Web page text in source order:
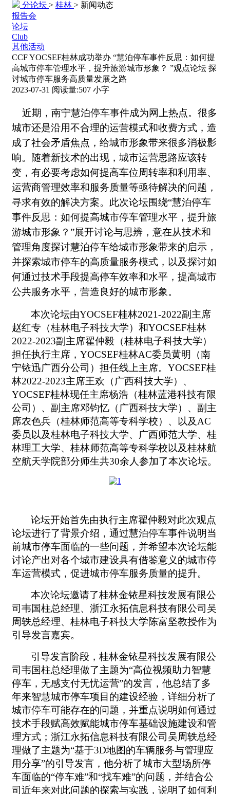
分论坛 > 桂林 > 新闻动态
报告会
论坛
Club
其他活动
CCF YOCSEF桂林成功举办 “慧泊停车事件反思：如何提
高城市停车管理水平，提升旅游城市形象？ ”观点论坛 探
讨城市停车服务高质量发展之路
2023-07-31 阅读量:507 小字
近期，南宁慧泊停车事件成为网上热点。很多
城市还是沿用不合理的运营模式和收费方式，造
成了社会矛盾焦点，给城市形象带来很多消极影
响。随着新技术的出现，城市运营思路应该转
变，有必要考虑如何提高车位周转率和利用率、
运营商管理效率和服务质量等亟待解决的问题，
寻求有效的解决方案。此次论坛围绕“慧泊停车
事件反思：如何提高城市停车管理水平，提升旅
游城市形象？”展开讨论与思辨，意在从技术和
管理角度探讨慧泊停车给城市形象带来的启示，
并探索城市停车的高质量服务模式，以及探讨如
何通过技术手段提高停车效率和水平，提高城市
公共服务水平，营造良好的城市形象。
本次论坛由YOCSEF桂林2021-2022副主席
赵红专（桂林电子科技大学）和YOCSEF桂林
2022-2023副主席翟仲毅（桂林电子科技大学）
担任执行主席，YOCSEF桂林AC委员黄明（南
宁铱迅广西分公司）担任线上主席。YOCSEF桂
林2022-2023主席王欢（广西科技大学）、
YOCSEF桂林现任主席杨浩（桂林蓝港科技有限
公司）、副主席邓钧忆（广西科技大学）、副主
席农色兵（桂林师范高等专科学校）、以及AC
委员以及桂林电子科技大学、广西师范大学、桂
林理工大学、桂林师范高等专科学校以及桂林航
空航天学院部分师生共30余人参加了本次论坛。
论坛开始首先由执行主席翟仲毅对此次观点
论坛进行了背景介绍，通过慧泊停车事件说明当
前城市停车面临的一些问题，并希望本次论坛能
讨论产出对各个城市建设具有借鉴意义的城市停
车运营模式，促进城市停车服务质量的提升。
本次论坛邀请了桂林金铱星科技发展有限公
司韦国柱总经理、浙江永拓信息科技有限公司吴
周轶总经理、桂林电子科技大学陈富坚教授作为
引导发言嘉宾。
引导发言阶段，桂林金铱星科技发展有限公
司韦国柱总经理做了主题为“高位视频助力智慧
停车，无感支付无忧运营”的发言，他总结了多
年来智慧城市停车项目的建设经验，详细分析了
城市停车可能存在的问题，并重点说明如何通过
技术手段赋高效赋能城市停车基础设施建设和管
理方式；浙江永拓信息科技有限公司吴周轶总经
理做了主题为“基于3D地图的车辆服务与管理应
用分享”的引导发言，他分析了城市大型场所停
车面临的“停车难”和“找车难”的问题，并结合公
司近年来对此问题的探索与实践，说明了如何利